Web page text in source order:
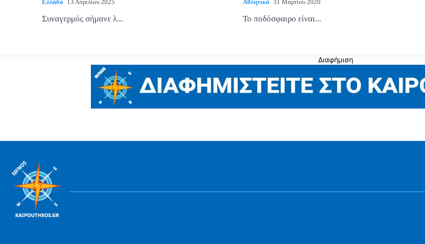
Ελλάδα 13 Απριλίου 2025
Συναγερμός σήμανε λ...
Αθλητικά 31 Μαρτίου 2020
Το ποδόσφαιρο είναι...
Διαφήμιση